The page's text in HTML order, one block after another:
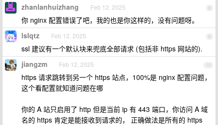
8
zhanlanhuizhang Feb 12, 2025
你 nginx 配置错误了吧，我的也是你这样的，没有问题呀。
9
lslqtz Feb 12, 2025
ssl 建议有一个默认块来兜底全部请求 (包括非 https 网站的).
10
jiangzm Feb 12, 2025
https 请求跳转到另一个 https 站点，100%是 nginx 配置问题，
这个看配置就知道问题在哪
你的 A 站只启用了 http 但是当前 ip 有 443 端口，你访问 A 域
名的 https 肯定是能接收到请求的， 正确做法是所有的 https